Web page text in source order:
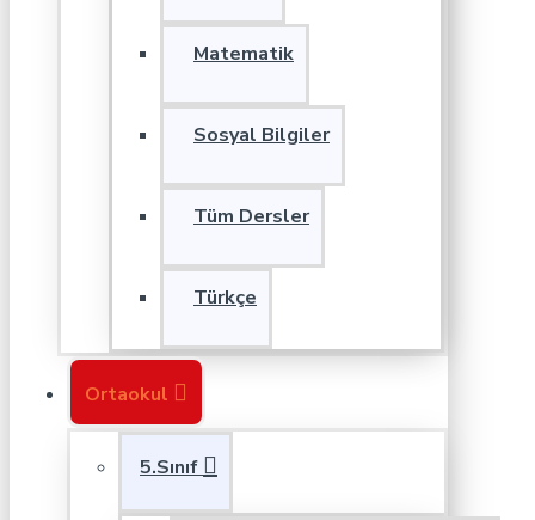
Matematik
Sosyal Bilgiler
Tüm Dersler
Türkçe
Ortaokul
5.Sınıf